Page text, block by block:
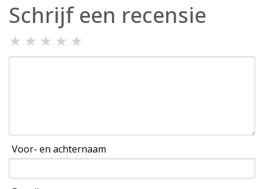
Schrijf een recensie
★ ★ ★ ★ ★
Voor- en achternaam